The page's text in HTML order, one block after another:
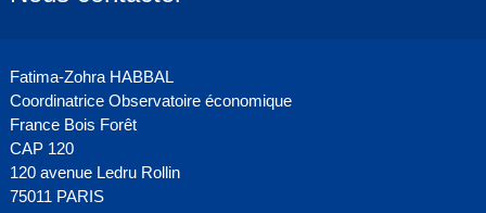
Fatima-Zohra HABBAL
Coordinatrice Observatoire économique
France Bois Forêt
CAP 120
120 avenue Ledru Rollin
75011 PARIS